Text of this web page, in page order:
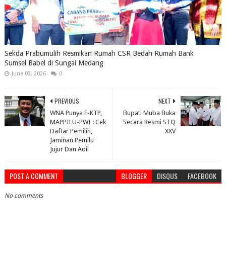
Sekda Prabumulih Resmikan Rumah CSR Bedah Rumah Bank
Sumsel Babel di Sungai Medang
June 03, 2026 0
NEXT
Bupati Muba Buka
Secara Resmi STQ
XXV
PREVIOUS
WNA Punya E-KTP,
MAPPILU-PWI : Cek
Daftar Pemilih,
Jaminan Pemilu
Jujur Dan Adil
POST A COMMENT BLOGGER DISQUS FACEBOOK
No comments